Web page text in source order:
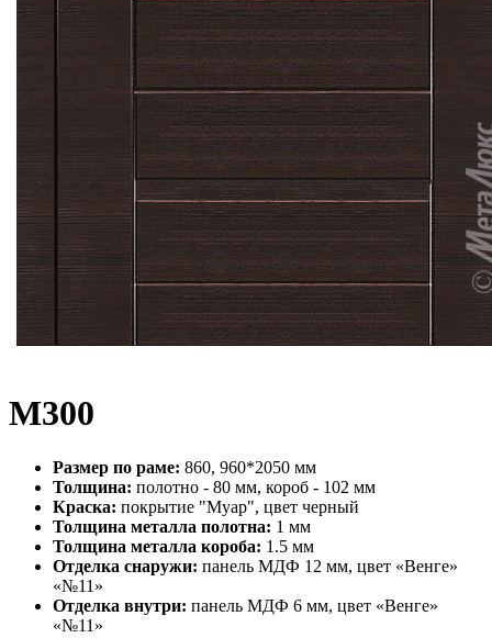
М300
Размер по раме: 860, 960*2050 мм
Толщина: полотно - 80 мм, короб - 102 мм
Краска: покрытие "Муар", цвет черный
Толщина металла полотна: 1 мм
Толщина металла короба: 1.5 мм
Отделка снаружи: панель МДФ 12 мм, цвет «Венге»
«№11»
Отделка внутри: панель МДФ 6 мм, цвет «Венге»
«№11»